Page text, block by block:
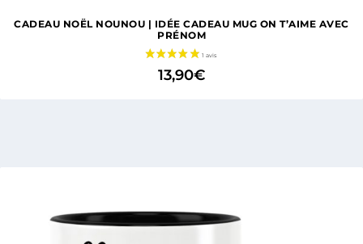
CADEAU NOËL NOUNOU | IDÉE CADEAU MUG ON T’AIME AVEC
PRÉNOM
13,90€